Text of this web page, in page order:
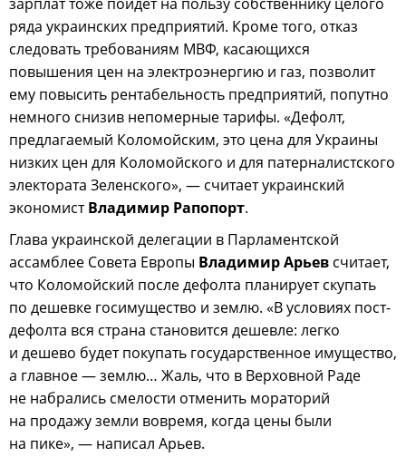
ряда украинских предприятий. Кроме того, отказ
следовать требованиям МВФ, касающихся
повышения цен на электроэнергию и газ, позволит
ему повысить рентабельность предприятий, попутно
немного снизив непомерные тарифы. «Дефолт,
предлагаемый Коломойским, это цена для Украины
низких цен для Коломойского и для патерналистского
электората Зеленского», — считает украинский
экономистВладимир Рапопорт.
Глава украинской делегации в Парламентской
ассамблее Совета Европы Владимир Арьев считает,
что Коломойский после дефолта планирует скупать
по дешевке госимущество и землю. «В условиях пост-
дефолта вся страна становится дешевле: легко
и дешево будет покупать государственное имущество,
а главное — землю… Жаль, что в Верховной Раде
не набрались смелости отменить мораторий
на продажу земли вовремя, когда цены были
на пике», — написал Арьев.